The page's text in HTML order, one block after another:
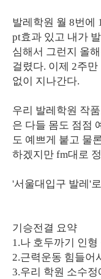
발레학원 월 8번에
pt효과 있고 내가
심해서 그런지 올
걸렸다. 이제 2주
없이 지나간다.
우리 발레학원 작
은 다들 몸도 점점
도 예쁘게 붙고 물
하겠지만 fm대로
'서울대입구 발레'
기승전결 요약
1.나 호두까기 인형
2.근력운동 힘들어
3.우리 학원 소수